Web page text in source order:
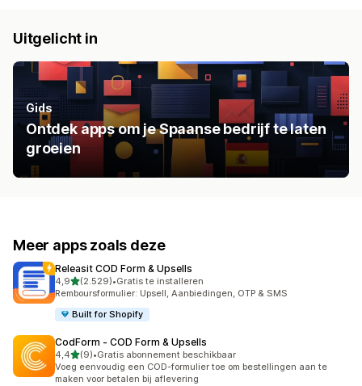
Uitgelicht in
Gids
Ontdek apps om je Spaanse bedrijf te laten
groeien
Meer apps zoals deze
Releasit COD Form & Upsells
4,9van 5 sterren
(2.529)
2529 recensies in totaal
•Gratis te installeren
Remboursformulier: Upsell, Aanbiedingen, OTP & SMS
Built for Shopify
CodForm ‑ COD Form & Upsells
4,4van 5 sterren
(9)
9 recensies in totaal
•Gratis abonnement beschikbaar
Voeg eenvoudig een COD-formulier toe om bestellingen aan te
maken voor betalen bij aflevering